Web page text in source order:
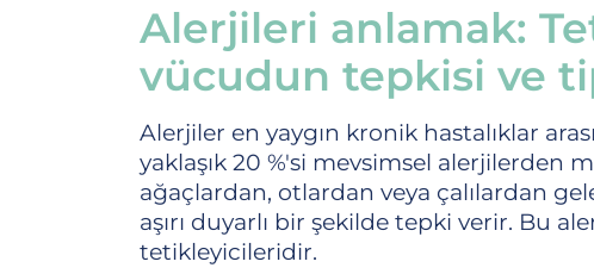
Alerjileri anlamak:
vücudun tepkisi ve
Alerjiler en yaygın kronik hastalıklar
yaklaşık 20 %'si mevsimsel alerjilerden
ağaçlardan, otlardan veya çalılardan
aşırı duyarlı bir şekilde tepki verir. Bu
tetikleyicileridir.